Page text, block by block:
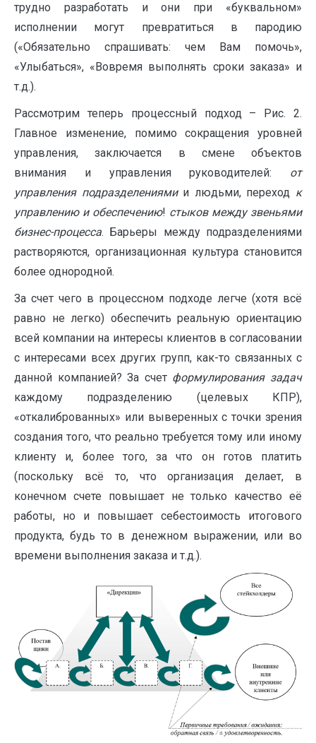
трудно разработать и они при «буквальном»
исполнении могут превратиться в пародию
(«Обязательно спрашивать: чем Вам помочь»,
«Улыбаться», «Вовремя выполнять сроки заказа» и
т.д.).
Рассмотрим теперь процессный подход – Рис. 2.
Главное изменение, помимо сокращения уровней
управления, заключается в смене объектов
внимания и управления руководителей: от
управления подразделениямии людьми, переход к
управлению и обеспечению! стыков между звеньями
бизнес-процесса. Барьеры между подразделениями
растворяются, организационная культура становится
более однородной.
За счет чего в процессном подходе легче (хотя всё
равно не легко) обеспечить реальную ориентацию
всей компании на интересы клиентов в согласовании
с интересами всех других групп, как-то связанных с
данной компанией? За счет формулирования задач
каждому подразделению (целевых КПР),
«откалиброванных» или выверенных с точки зрения
создания того, что реально требуется тому или иному
клиенту и, более того, за что он готов платить
(поскольку всё то, что организация делает, в
конечном счете повышает не только качество её
работы, но и повышает себестоимость итогового
продукта, будь то в денежном выражении, или во
времени выполнения заказа и т.д.).